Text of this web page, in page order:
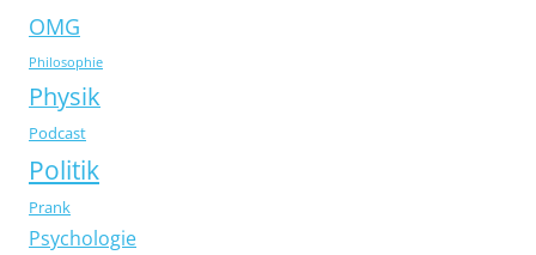
OMG
Philosophie
Physik
Podcast
Politik
Prank
Psychologie